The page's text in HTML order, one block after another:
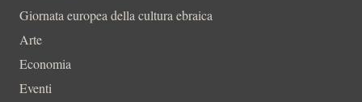
Giornata europea della cultura ebraica
Arte
Economia
Eventi